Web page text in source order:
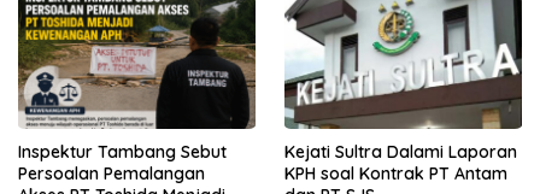
Inspektur Tambang Sebut
Persoalan Pemalangan
Kejati Sultra Dalami Laporan
KPH soal Kontrak PT Antam